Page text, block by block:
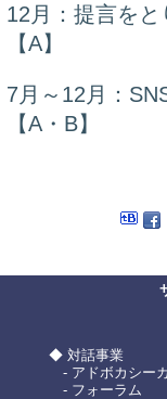
12月：提言を
【A】
7月～12月：
【A・B】
◆ 対話事業
- アドボカシー
- フォーラム